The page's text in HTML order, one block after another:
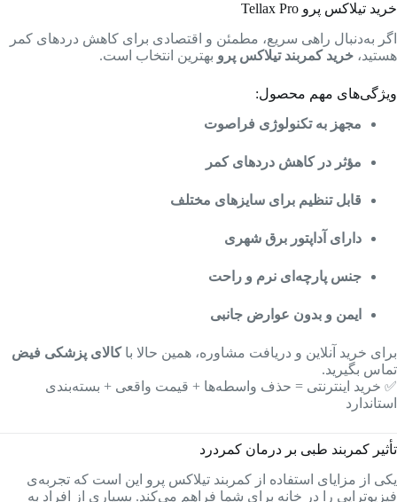
خرید تیلاکس پرو Tellax Pro
اگر به‌دنبال راهی سریع، مطمئن و اقتصادی برای کاهش دردهای کمر
هستید، خرید کمربند تیلاکس پرو بهترین انتخاب است.
ویژگی‌های مهم محصول:
مجهز به تکنولوژی فراصوت
مؤثر در کاهش دردهای کمر
قابل تنظیم برای سایزهای مختلف
دارای آداپتور برق شهری
جنس پارچه‌ای نرم و راحت
ایمن و بدون عوارض جانبی
برای خرید آنلاین و دریافت مشاوره، همین حالا باکالای پزشکی فیض
تماس بگیرید.
✅ خرید اینترنتی = حذف واسطه‌ها + قیمت واقعی + بسته‌بندی
استاندارد
تأثیر کمربند طبی بر درمان کمردرد
یکی از مزایای استفاده از کمربند تیلاکس پرو این است که تجربه‌ی
فیزیوتراپی را در خانه برای شما فراهم می‌کند. بسیاری از افراد به